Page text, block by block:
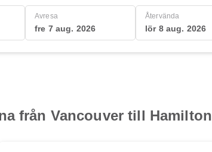
Avresa
fre 7 aug. 2026
Återvända
lör 8 aug. 2026
från Vancouver till Hamilton